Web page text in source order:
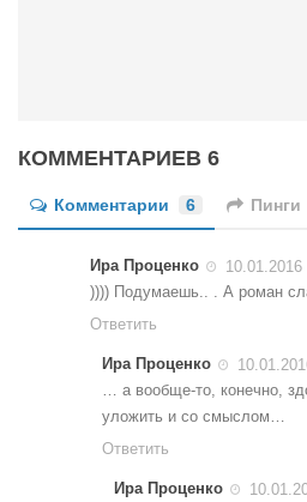
Афиша Сумы
КОММЕНТАРИЕВ 6
Комментарии 6 Пинги
Ира Проценко
)))) Подумаешь.. . А роман
Ответить
Ира Проценко
… а вообще-то, конечно,
уложить и со смыслом…
Ответить
Ира Проценко